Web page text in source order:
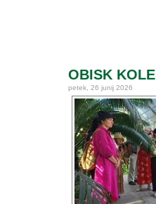
OBISK
petek, 26 junij 2026